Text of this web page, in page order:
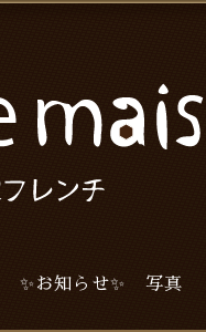
✨お知らせ✨ 写真